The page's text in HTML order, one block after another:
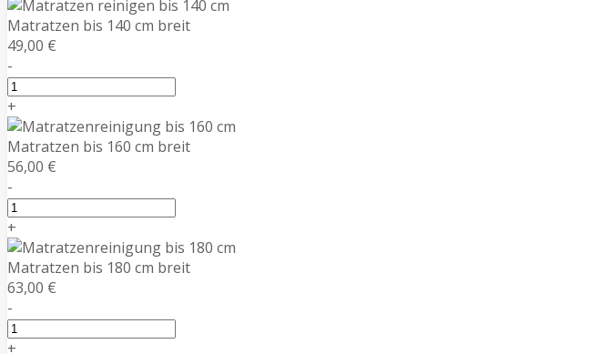
Matratzen bis 140 cm breit
49,00 €
-
+
Matratzen bis 160 cm breit
56,00 €
-
+
Matratzen bis 180 cm breit
63,00 €
-
+